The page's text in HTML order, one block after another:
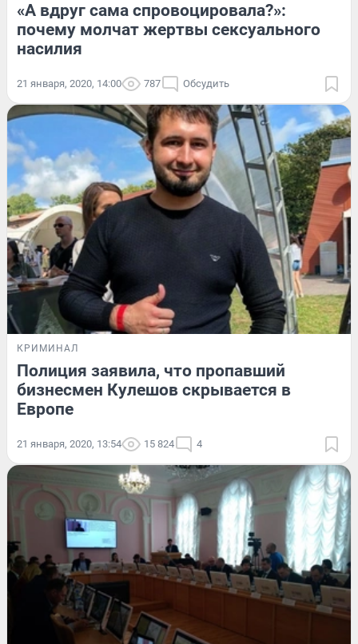
«А вдруг сама спровоцировала?»:
почему молчат жертвы сексуального
насилия
21 января, 2020, 14:00 787 Обсудить
КРИМИНАЛ
Полиция заявила, что пропавший
бизнесмен Кулешов скрывается в
Европе
21 января, 2020, 13:54 15 824 4